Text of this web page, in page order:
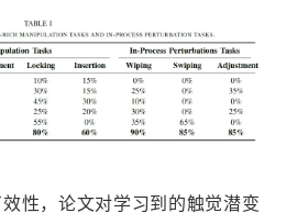
性，论文对学习到的触觉潜变